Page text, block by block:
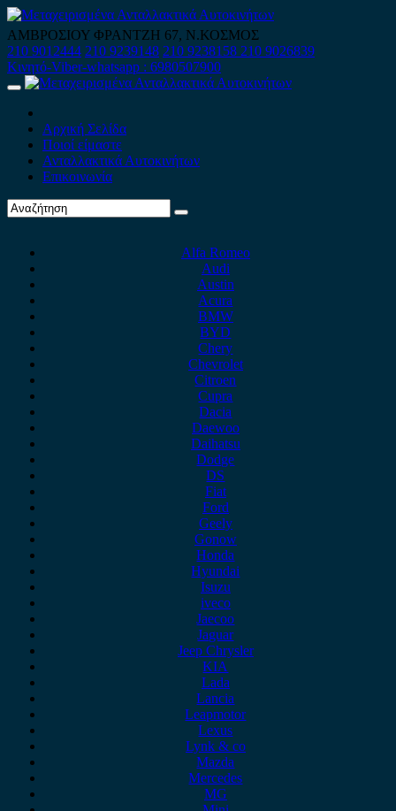
Skip
to
content
ΑΜΒΡΟΣΙΟΥ ΦΡΑΝΤΖΗ 67, Ν.ΚΟΣΜΟΣ
210 9012444 210 9239148 210 9238158 210 9026839
Κινητό-Viber-whatsapp : 6980507900
Primary
Αρχική Σελίδα
Ποιοί είμαστε
Ανταλλακτικά Αυτοκινήτων
Επικοινωνία
Alfa Romeo
Audi
Austin
Acura
BMW
BYD
Chery
Chevrolet
Citroen
Cupra
Dacia
Daewoo
Daihatsu
Dodge
DS
Fiat
Ford
Geely
Gonow
Honda
Hyundai
Isuzu
iveco
Jaecoo
Jaguar
Jeep Chrysler
KIA
Lada
Lancia
Leapmotor
Lexus
Lynk & co
Mazda
Mercedes
MG